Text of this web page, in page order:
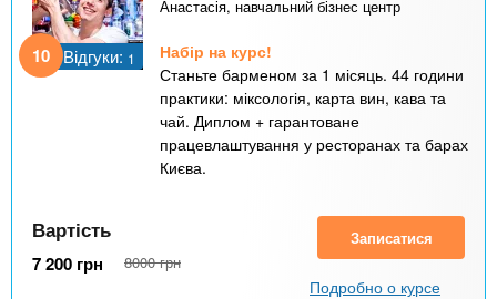
10 Відгуки: 1
Анастасія, навчальний бізнес центр
Набір на курс!
Станьте барменом за 1 місяць. 44 години
практики: міксологія, карта вин, кава та
чай. Диплом + гарантоване
працевлаштування у ресторанах та барах
Києва.
Вартість
7 200 грн 8000 грн
Записатися
Подробно о курсе